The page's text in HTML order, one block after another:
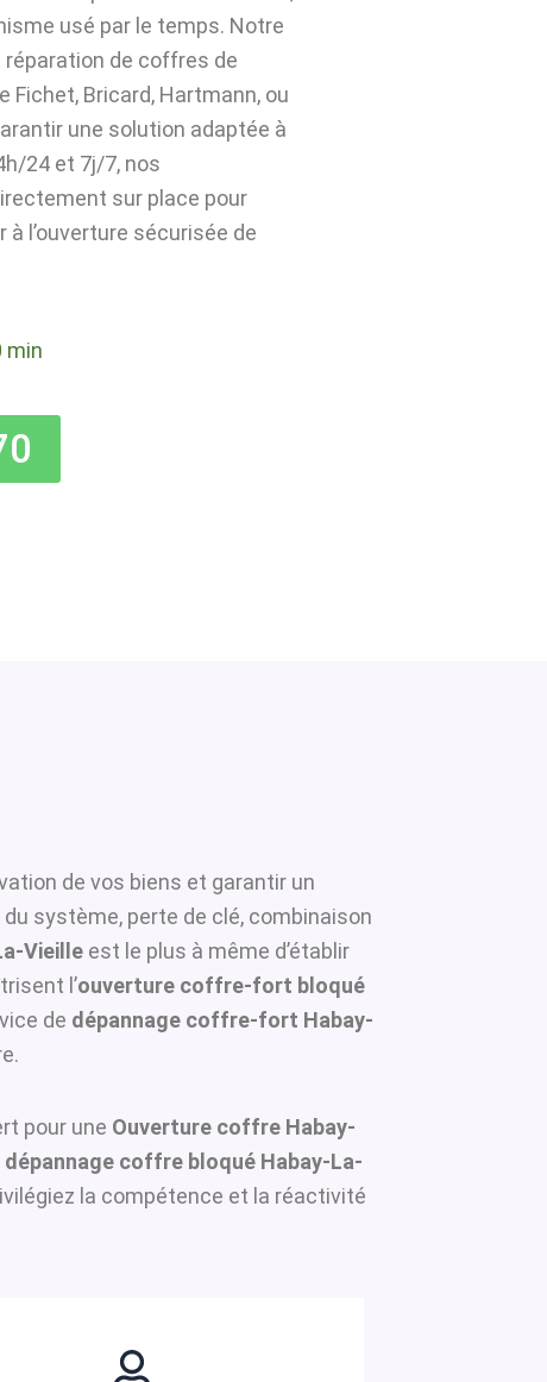
usé par le temps. Notre
réparation de coffres de
Bricard, Hartmann, ou
une solution adaptée à
24 et 7j/7, nos
sur place pour
l’ouverture sécurisée de
min
de vos biens et garantir un
système, perte de clé, combinaison
Vieille est le plus à même d’établir
l’ouverture coffre-fort bloqué
de dépannage coffre-fort Habay-
pour une Ouverture coffre Habay-
dépannage coffre bloqué Habay-La-
la compétence et la réactivité